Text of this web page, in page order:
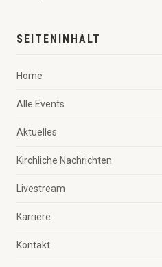
SEITENINHALT
Home
Alle Events
Aktuelles
Kirchliche Nachrichten
Livestream
Karriere
Kontakt